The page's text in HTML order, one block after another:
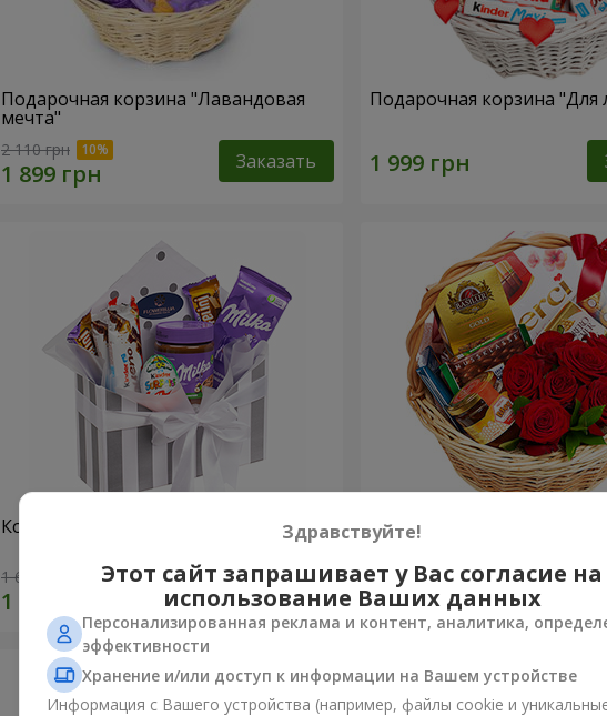
Подарочная корзина "Лавандовая
мечта"
2 110 грн Заказать
Подарочная корзина
Композиция "Сладкая нежность"
1 666 грн Заказать
Подарочная корзина
4 449 грн
Здравствуйте!
Этот сайт запрашивает у Вас согласие на
использование Ваших данных
Персонализированная реклама и контент, аналитика,
эффективности
Хранение и/или доступ к информации на Вашем устройстве
Информация с Вашего устройства (например, файлы cookie и